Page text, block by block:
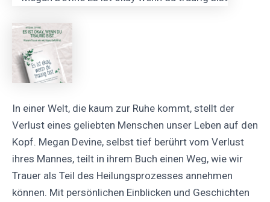
In einer Welt, die kaum zur Ruhe kommt, stellt der
Verlust eines geliebten Menschen unser Leben auf den
Kopf. Megan Devine, selbst tief berührt vom Verlust
ihres Mannes, teilt in ihrem Buch einen Weg, wie wir
Trauer als Teil des Heilungsprozesses annehmen
können. Mit persönlichen Einblicken und Geschichten